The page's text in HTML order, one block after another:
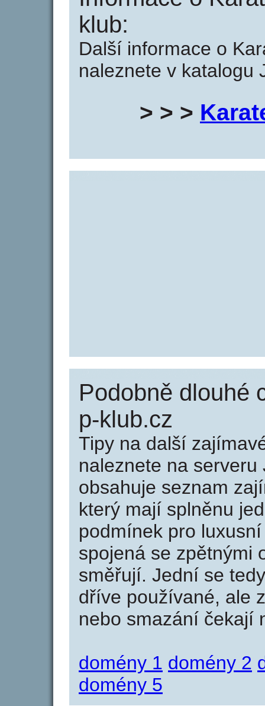
klub:
Další informace o
naleznete v katalogu
> > >
Podobně dlouhé
p-klub.cz
Tipy na další
naleznete na serveru
obsahuje seznam
který mají splněnu
podmínek pro
spojená se zpětnými
směřují. Jední se
dříve používané, ale
nebo smazání čekají
domény 1 domény 2
domény 5